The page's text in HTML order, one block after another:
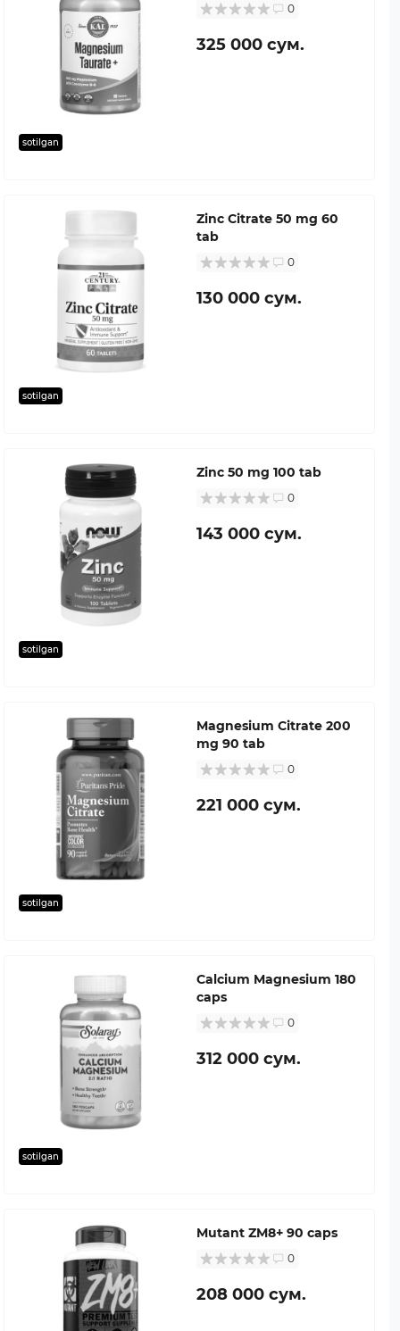
sotilgan
0
325 000 сум.
sotilgan
Zinc Citrate 50 mg 60
tab
0
130 000 сум.
sotilgan
Zinc 50 mg 100 tab
0
143 000 сум.
sotilgan
Magnesium Citrate 200
mg 90 tab
0
221 000 сум.
sotilgan
Calcium Magnesium 180
caps
0
312 000 сум.
Mutant ZM8+ 90 caps
0
208 000 сум.